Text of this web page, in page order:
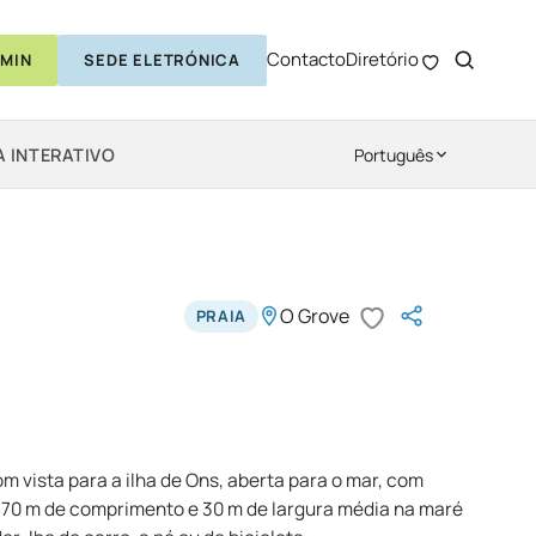
SEDE ELETRÓNICA ContactoDiretório
INTERATIVO Português
PRAIA O Grove
vista para a ilha de Ons, aberta para o mar, com
m de comprimento e 30 m de largura média na maré